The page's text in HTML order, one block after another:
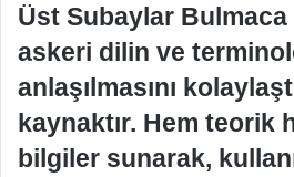
Üst Subaylar Bulmaca
askeri dilin ve
anlaşılmasını
kaynaktır. Hem teorik
bilgiler sunarak,